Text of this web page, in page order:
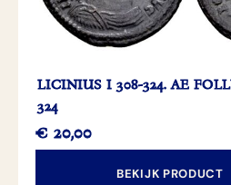
LICINIUS I 308-324. AE
324
€ 20,00
BEKIJK PRODUCT